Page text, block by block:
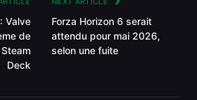
Valve
de
Deck
Forza Horizon 6 serait
attendu pour mai 2026,
selon une fuite